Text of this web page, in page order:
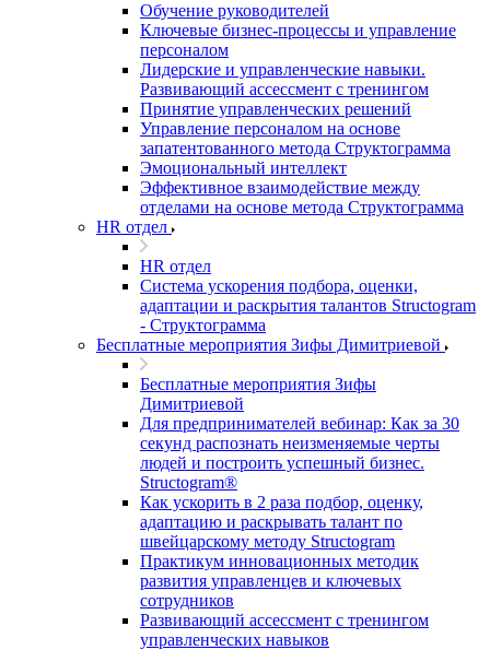
Обучение руководителей
Ключевые бизнес-процессы и управление
персоналом
Лидерские и управленческие навыки.
Развивающий ассессмент с тренингом
Принятие управленческих решений
Управление персоналом на основе
запатентованного метода Структограмма
Эмоциональный интеллект
Эффективное взаимодействие между
отделами на основе метода Структограмма
HR отдел
HR отдел
Система ускорения подбора, оценки,
адаптации и раскрытия талантов Structogram
- Структограмма
Бесплатные мероприятия Зифы Димитриевой
Бесплатные мероприятия Зифы
Димитриевой
Для предпринимателей вебинар: Как за 30
секунд распознать неизменяемые черты
людей и построить успешный бизнес.
Structogram®
Как ускорить в 2 раза подбор, оценку,
адаптацию и раскрывать талант по
швейцарскому методу Structogram
Практикум инновационных методик
развития управленцев и ключевых
сотрудников
Развивающий ассессмент с тренингом
управленческих навыков